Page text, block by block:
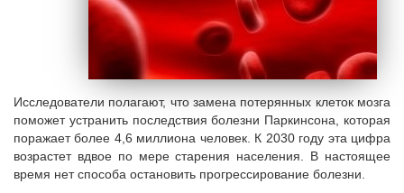
Исследователи полагают, что замена потерянных клеток мозга
поможет устранить последствия болезни Паркинсона, которая
поражает более 4,6 миллиона человек. К 2030 году эта цифра
возрастет вдвое по мере старения населения. В настоящее
время нет способа остановить прогрессирование болезни.